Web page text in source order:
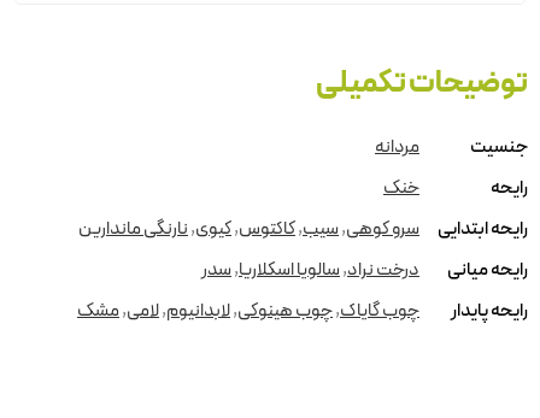
توضیحات تکمیلی
جنسیت
مردانه
رایحه
خنک
رایحه ابتدایی
سرو کوهی,سیب,کاکتوس,کیوی,نارنگی ماندارین
رایحه میانی
درخت نراد,سالویا اسکلاریا,سدر
رایحه پایدار
چوب گایاک,چوب هینوکی,لابدانیوم,لامی,مشک